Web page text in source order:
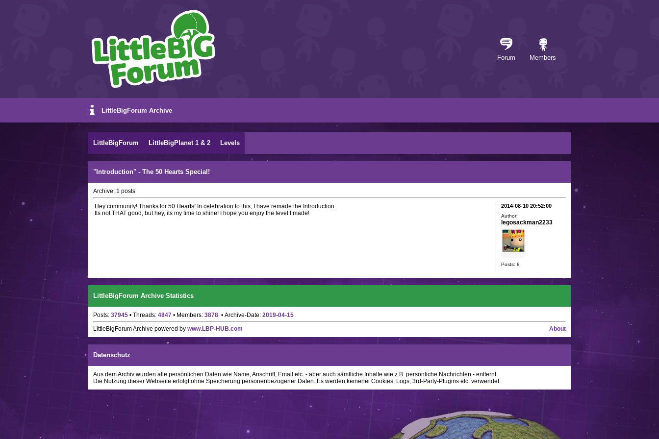
Forum Members
LittleBigForum Archive
LittleBigForum LittleBigPlanet 1 & 2 Levels
"Introduction" - The 50 Hearts Special!
Archive: 1 posts
Hey community! Thanks for 50 Hearts! In celebration to this, I have remade the Introduction.
Its not THAT good, but hey, its my time to shine! I hope you enjoy the level I made!
2014-08-10 20:52:00
Author:
legosackman2233
Posts: 8
LittleBigForum Archive Statistics
Posts: 37945 • Threads: 4847 • Members: 3878 • Archive-Date: 2019-04-15
About
LittleBigForum Archive powered by www.LBP-HUB.com
Datenschutz
Aus dem Archiv wurden alle persönlichen Daten wie Name, Anschrift, Email etc. - aber auch sämtliche Inhalte wie z.B. persönliche Nachrichten - entfernt.
Die Nutzung dieser Webseite erfolgt ohne Speicherung personenbezogener Daten. Es werden keinerlei Cookies, Logs, 3rd-Party-Plugins etc. verwendet.